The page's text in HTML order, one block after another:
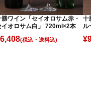
勝ワイン「セイオロサム赤・
イオロサム白」 720ml×2本
6,408(税込)
十勝ワイ
ルーム白
¥9,780